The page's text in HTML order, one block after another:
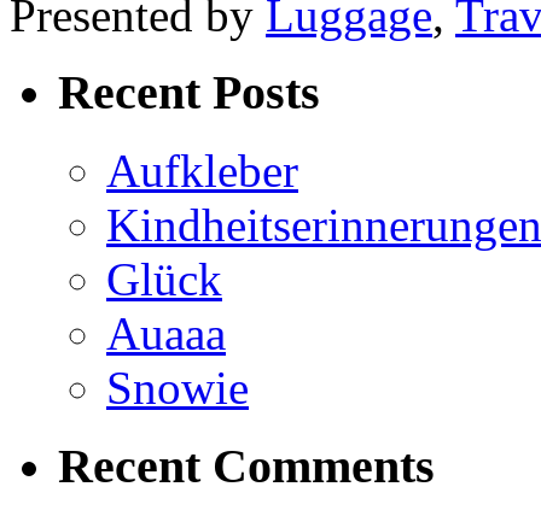
Presented by Luggage,
Recent Posts
Aufkleber
Kindheitserinnerungen
Glück
Auaaa
Snowie
Recent Comments